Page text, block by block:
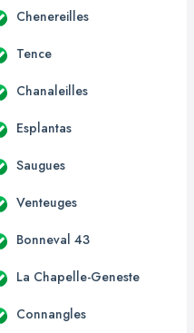
Chenereilles
Tence
Chanaleilles
Esplantas
Saugues
Venteuges
Bonneval 43
La Chapelle-Geneste
Connangles